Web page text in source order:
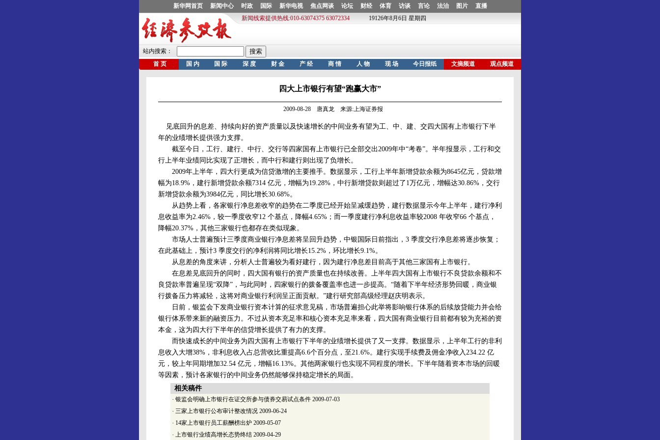
四大上市银行有望“跑赢大市”
2009-08-28 唐真龙 来源:上海证券报
见底回升的息差、持续向好的资产质量以及快速增长的中间业务有望为工、中、建、交四大国有上市银行下半
年的业绩增长提供强力支撑。
截至今日，工行、建行、中行、交行等四家国有上市银行已全部交出2009年中“考卷”。半年报显示，工行和交
行上半年业绩同比实现了正增长，而中行和建行则出现了负增长。
2009年上半年，四大行更成为信贷激增的主要推手。数据显示，工行上半年新增贷款余额为8645亿元，贷款增
幅为18.9%，建行新增贷款余额7314 亿元，增幅为19.28%，中行新增贷款则超过了1万亿元，增幅达30.86%，交行
新增贷款余额为3984亿元，同比增长30.68%。
从趋势上看，各家银行净息差收窄的趋势在二季度已经开始呈减缓趋势，建行数据显示今年上半年，建行净利
息收益率为2.46%，较一季度收窄12 个基点，降幅4.65%；而一季度建行净利息收益率较2008 年收窄66 个基点，
降幅20.37%，其他三家银行也都存在类似现象。
市场人士普遍预计三季度商业银行净息差将呈回升趋势，中银国际日前指出，3 季度交行净息差将逐步恢复；
在此基础上，预计3 季度交行的净利润将同比增长15.2%，环比增长9.1%。
从息差的角度来讲，分析人士普遍较为看好建行，因为建行净息差目前高于其他三家国有上市银行。
在息差见底回升的同时，四大国有银行的资产质量也在持续改善。上半年四大国有上市银行不良贷款余额和不
良贷款率普遍呈现“双降”，与此同时，四家银行的拨备覆盖率也进一步提高。“随着下半年经济形势回暖，商业银
行拨备压力将减轻，这将对商业银行利润呈正面贡献。”建行研究部高级经理赵庆明表示。
日前，银监会下发商业银行资本计算的征求意见稿，市场普遍担心此举将影响银行体系的后续放贷能力并会给
银行体系带来新的融资压力。不过从资本充足率和核心资本充足率来看，四大国有商业银行目前都有较为充裕的资
本金，这为四大行下半年的信贷增长提供了有力的支撑。
而快速成长的中间业务为四大国有上市银行下半年的业绩增长提供了又一支撑。数据显示，上半年工行的非利
息收入大增38%，非利息收入占总营收比重提高6.6个百分点，至21.6%。建行实现手续费及佣金净收入234.22 亿
元，较上年同期增加32.54 亿元，增幅16.13%。其他两家银行也实现不同程度的增长。下半年随着资本市场的回暖
等因素，预计各家银行的中间业务仍然能够保持稳定增长的局面。
相关稿件
· 银监会明确上市银行在证交所参与债券交易试点条件 2009-07-03
· 三家上市银行公布审计整改情况 2009-06-24
· 14家上市银行员工薪酬榜出炉 2009-05-07
· 上市银行业绩高增长态势终结 2009-04-29